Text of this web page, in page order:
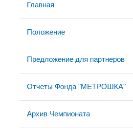
Главная
Положение
Предложение для партнеров
Отчеты Фонда "МЕТРОШКА"
Архив Чемпионата